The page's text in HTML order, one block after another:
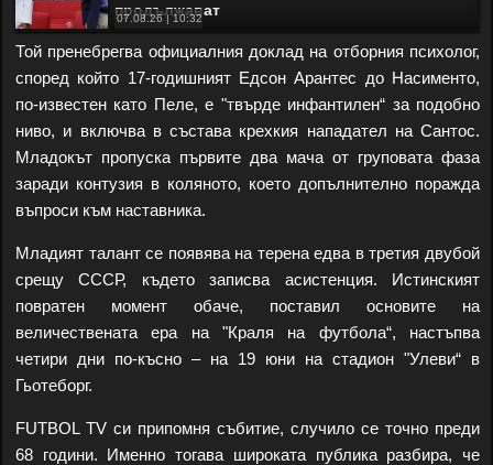
07.08.26 | 10:32
продължават
Той пренебрегва официалния доклад на отборния психолог,
според който 17-годишният Едсон Арантес до Насименто,
по-известен като Пеле, е "твърде инфантилен“ за подобно
ниво, и включва в състава крехкия нападател на Сантос.
Младокът пропуска първите два мача от груповата фаза
заради контузия в коляното, което допълнително поражда
въпроси към наставника.
Младият талант се появява на терена едва в третия двубой
срещу СССР, където записва асистенция. Истинският
повратен момент обаче, поставил основите на
величествената ера на "Краля на футбола“, настъпва
четири дни по-късно – на 19 юни на стадион "Улеви“ в
Гьотеборг.
FUTBOL TV си припомня събитие, случило се точно преди
68 години. Именно тогава широката публика разбира, че